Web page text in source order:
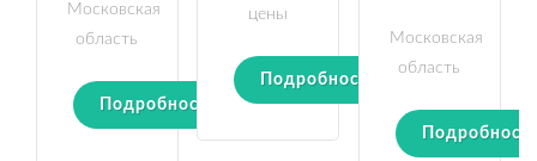
Московская
область
Подробности
цены
Подробности
Московская
область